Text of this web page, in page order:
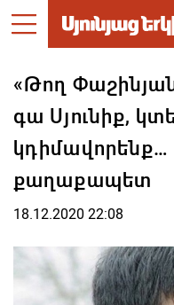
«Թող
գա Սյունիք,
կդիմավորենք…
քաղաքապետ
18.12.2020 22:08